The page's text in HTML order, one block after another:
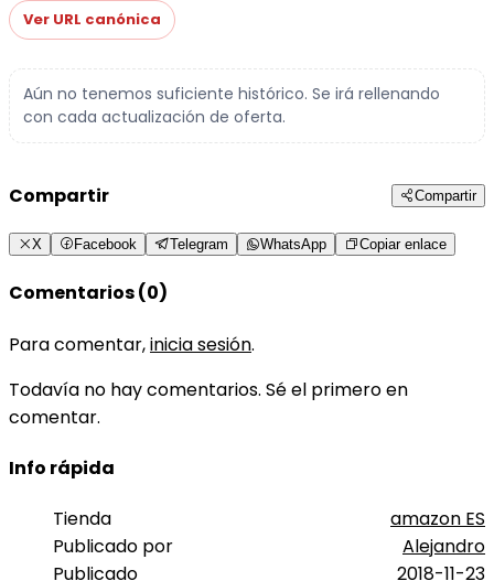
Ver URL canónica
Aún no tenemos suficiente histórico. Se irá rellenando
con cada actualización de oferta.
Compartir Compartir
X Facebook Telegram WhatsApp Copiar enlace
Comentarios (0)
Para comentar,inicia sesión.
Todavía no hay comentarios. Sé el primero en
comentar.
Info rápida
Tienda
amazon ES
Publicado por
Alejandro
Publicado
2018-11-23